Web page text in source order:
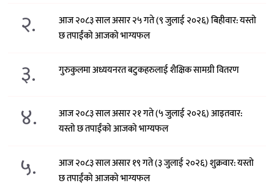
२.
आज २०८३ साल असार २५ गते (९ जुलाई २०२६) बिहीवार: यस्तो
छ तपाईंको आजको भाग्यफल
३. गुरुकुलमा अध्ययनरत बटुकहरुलाई शैक्षिक सामग्री वितरण
४.
आज २०८३ साल असार २१ गते (५ जुलाई २०२६) आइतवार:
यस्तो छ तपाईंको आजको भाग्यफल
५.
आज २०८३ साल असार १९ गते (३ जुलाई २०२६) शुक्रवार: यस्तो
छ तपाईंको आजको भाग्यफल